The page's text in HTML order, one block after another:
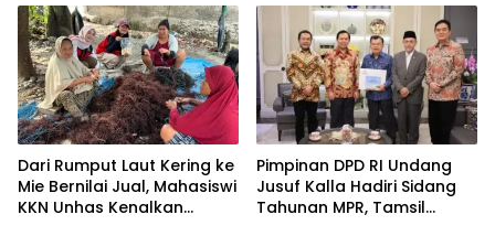
Berdaya Saing Global
Dari Rumput Laut Kering ke
Mie Bernilai Jual, Mahasiswi
KKN Unhas Kenalkan
Pimpinan DPD RI Undang
Jusuf Kalla Hadiri Sidang
Tahunan MPR, Tamsil